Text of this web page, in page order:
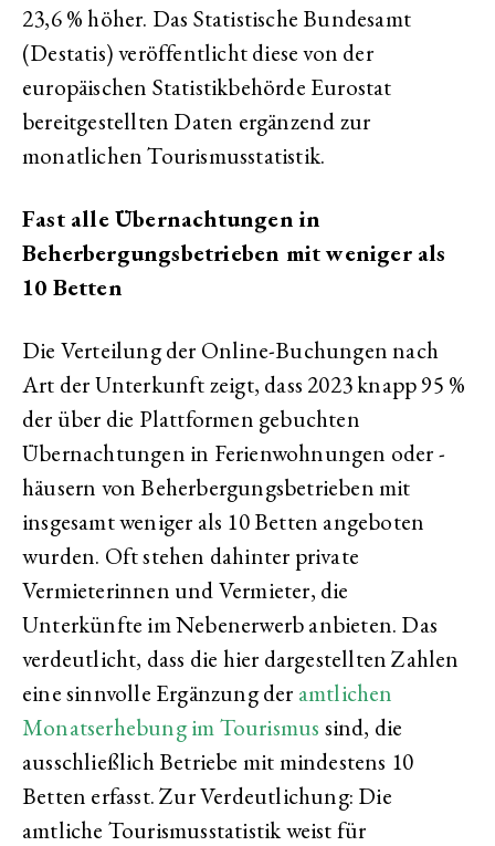
23,6 % höher. Das Statistische Bundesamt
(Destatis) veröffentlicht diese von der
europäischen Statistikbehörde Eurostat
bereitgestellten Daten ergänzend zur
monatlichen Tourismusstatistik.
Fast alle Übernachtungen in
Beherbergungsbetrieben mit weniger als
10 Betten
Die Verteilung der Online-Buchungen nach
Art der Unterkunft zeigt, dass 2023 knapp 95 %
der über die Plattformen gebuchten
Übernachtungen in Ferienwohnungen oder -
häusern von Beherbergungsbetrieben mit
insgesamt weniger als 10 Betten angeboten
wurden. Oft stehen dahinter private
Vermieterinnen und Vermieter, die
Unterkünfte im Nebenerwerb anbieten. Das
verdeutlicht, dass die hier dargestellten Zahlen
eine sinnvolle Ergänzung der amtlichen
Monatserhebung im Tourismus sind, die
ausschließlich Betriebe mit mindestens 10
Betten erfasst. Zur Verdeutlichung: Die
amtliche Tourismusstatistik weist für